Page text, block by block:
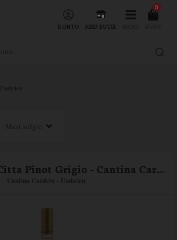
KONTO FIND BUTIK
0
Umbrien
2024 Cardeto Citta Pinot Grigio - Cantina Cardeto
Cantina Cardeto - Umbrien